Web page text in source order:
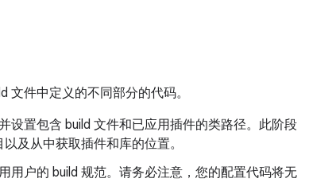
文件中定义的不同部分的代码。
设置包含 build 文件和已应用插件的类路径。此阶段
及从中获取插件和库的位置。
用户的 build 规范。请务必注意，您的配置代码将无